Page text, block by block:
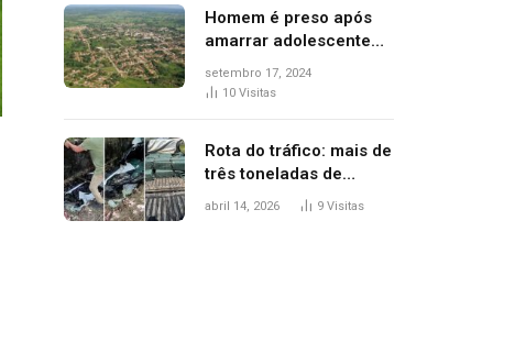
Homem é preso após
amarrar adolescente
suspeito de furto em
estaca de cerca e
setembro 17, 2024
10 Visitas
Rota do tráfico: mais de
três toneladas de
drogas são
abril 14, 2026 9 Visitas